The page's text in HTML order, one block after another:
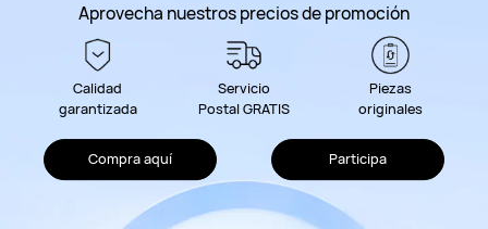
Aprovecha nuestros precios de promoción
Calidad
garantizada
Servicio
Postal GRATIS
Piezas
originales
Compra aquí Participa